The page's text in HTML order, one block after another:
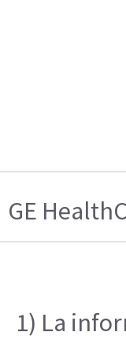
GE
1) La